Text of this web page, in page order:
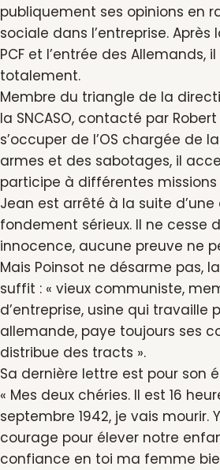
publiquement ses opinions en
sociale dans l’entreprise. Après
PCF et l’entrée des Allemands,
totalement.
Membre du triangle de la
la SNCASO, contacté par
s’occuper de l’OS chargée de
armes et des sabotages, il
participe à différentes
Jean est arrêté à la suite
fondement sérieux. Il ne cesse
innocence, aucune preuve ne
Mais Poinsot ne désarme pas,
suffit : « vieux communiste,
d’entreprise, usine qui travaille
allemande, paye toujours ses
distribue des tracts ».
Sa dernière lettre est pour son
« Mes deux chéries. Il est 16
septembre 1942, je vais mourir.
courage pour élever notre
confiance en toi ma femme